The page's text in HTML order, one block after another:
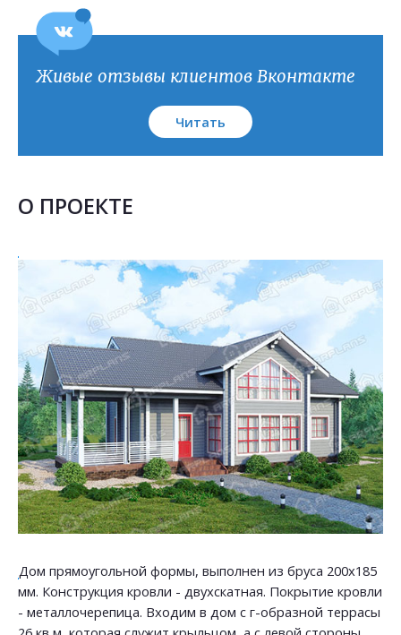
Живые отзывы клиентов Вконтакте
Читать
О ПРОЕКТЕ
Дом прямоугольной формы, выполнен из бруса 200х185
мм. Конструкция кровли - двухскатная. Покрытие кровли
- металлочерепица. Входим в дом с г-образной террасы